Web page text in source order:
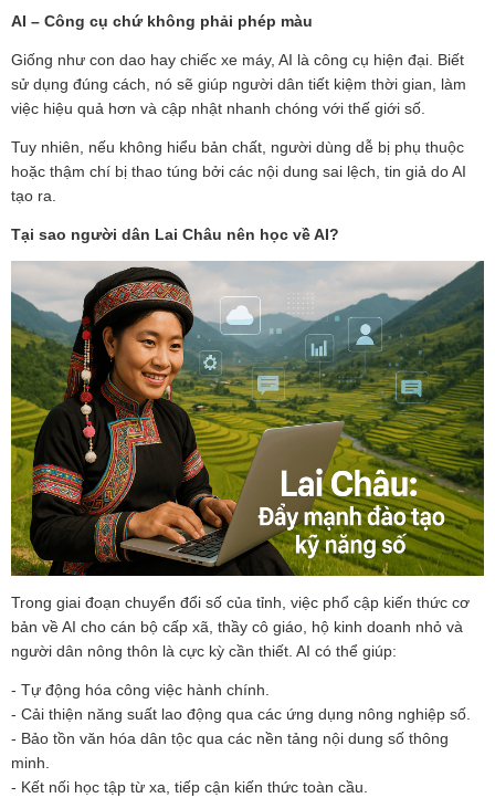
AI – Công cụ chứ không phải phép màu
Giống như con dao hay chiếc xe máy, AI là công cụ hiện đại. Biết
sử dụng đúng cách, nó sẽ giúp người dân tiết kiệm thời gian, làm
việc hiệu quả hơn và cập nhật nhanh chóng với thế giới số.
Tuy nhiên, nếu không hiểu bản chất, người dùng dễ bị phụ thuộc
hoặc thậm chí bị thao túng bởi các nội dung sai lệch, tin giả do AI
tạo ra.
Tại sao người dân Lai Châu nên học về AI?
Trong giai đoạn chuyển đổi số của tỉnh, việc phổ cập kiến thức cơ
bản về AI cho cán bộ cấp xã, thầy cô giáo, hộ kinh doanh nhỏ và
người dân nông thôn là cực kỳ cần thiết. AI có thể giúp:
- Tự động hóa công việc hành chính.
- Cải thiện năng suất lao động qua các ứng dụng nông nghiệp số.
- Bảo tồn văn hóa dân tộc qua các nền tảng nội dung số thông
minh.
- Kết nối học tập từ xa, tiếp cận kiến thức toàn cầu.